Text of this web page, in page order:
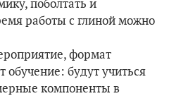
поболтать и
работы с глиной можно
формат
обучение: будут учиться
компоненты в